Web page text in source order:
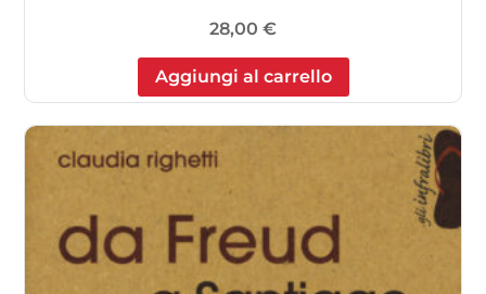
28,00 €
Aggiungi al carrello